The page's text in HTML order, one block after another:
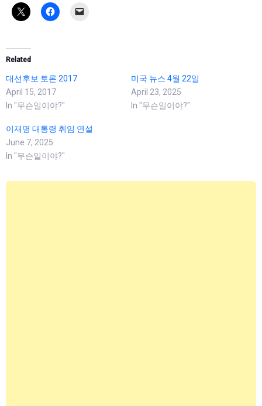
Related
대선후보 토론 2017
April 15, 2017
In "무슨일이야?"
미국 뉴스 4월 22일
April 23, 2025
In "무슨일이야?"
이재명 대통령 취임 연설
June 7, 2025
In "무슨일이야?"